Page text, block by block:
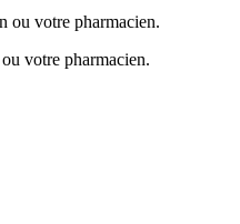
ou votre pharmacien.
votre pharmacien.